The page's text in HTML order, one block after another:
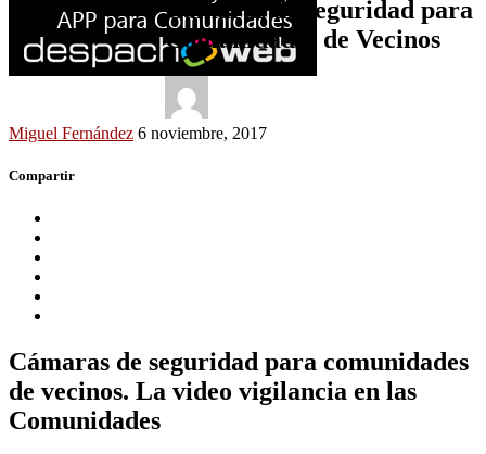
Cámaras de seguridad para
Comunidades de Vecinos
Miguel Fernández 6 noviembre, 2017
Compartir
Cámaras de seguridad para comunidades
de vecinos. La video vigilancia en las
Comunidades